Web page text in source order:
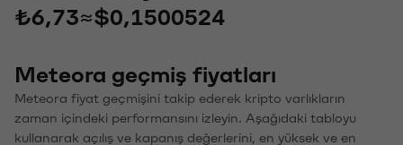
₺6,73≈$0,1500524
Meteora geçmiş fiyatları
Meteora fiyat geçmişini takip ederek kripto varlıkların
zaman içindeki performansını izleyin. Aşağıdaki tabloyu
kullanarak açılış ve kapanış değerlerini, en yüksek ve en